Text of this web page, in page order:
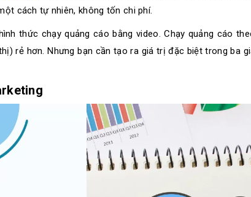
cách tự nhiên, không tốn chi phí.
thức chạy quảng cáo bằng video. Chạy quảng cáo
rẻ hơn. Nhưng bạn cần tạo ra giá trị đặc biệt trong ba